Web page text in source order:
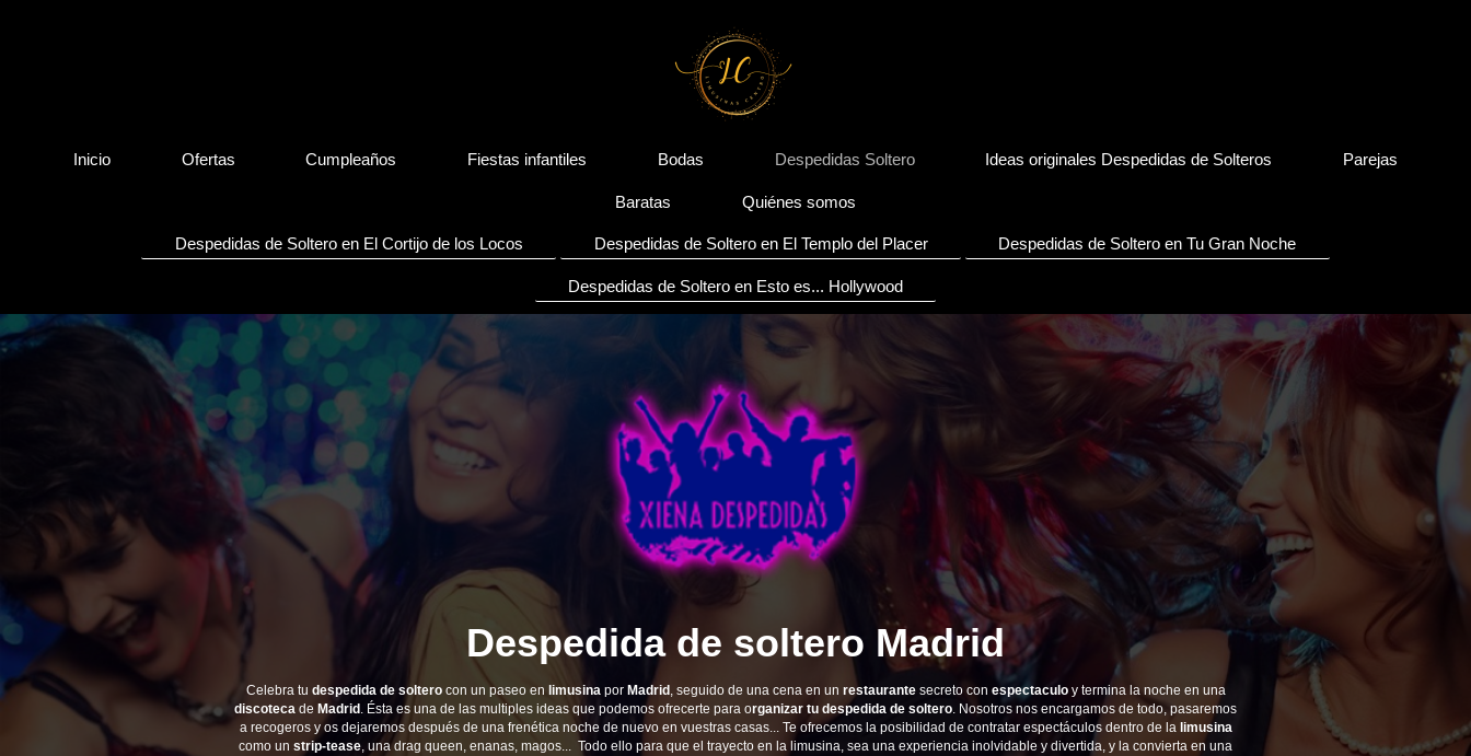
Inicio Ofertas Cumpleaños Fiestas infantiles Bodas Despedidas Soltero Ideas originales Despedidas de Solteros Parejas
Baratas Quiénes somos
Despedidas de Soltero en El Cortijo de los Locos Despedidas de Soltero en El Templo del Placer Despedidas de Soltero en Tu Gran Noche
Despedidas de Soltero en Esto es... Hollywood
Despedida de soltero Madrid
Celebra tu despedida de solterocon un paseo en limusinapor Madrid , seguido de una cena en un restaurantesecreto con espectaculoy termina la noche en una
discoteca de Madrid . Ésta es una de las multiples ideas que podemos ofrecerte para organizar tu despedida de soltero. Nosotros nos encargamos de todo, pasaremos
a recogeros y os dejaremos después de una frenética noche de nuevo en vuestras casas... Te ofrecemos la posibilidad de contratar espectáculos dentro de la limusina
como un strip-tease, una drag queen, enanas, magos... Todo ello para que el trayecto en la limusina, sea una experiencia inolvidable y divertida, y la convierta en una